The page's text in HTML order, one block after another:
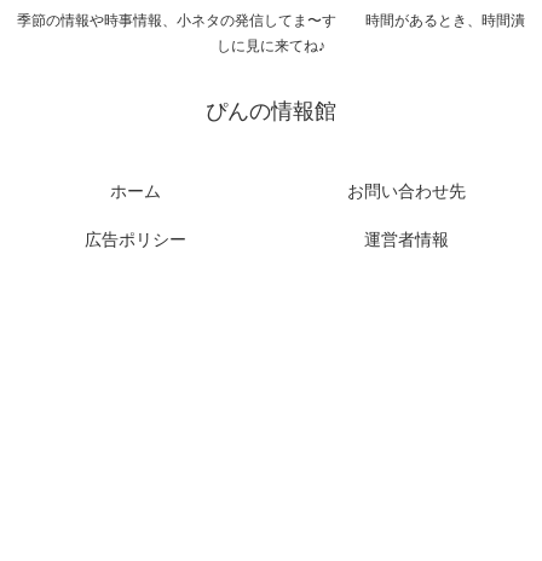
季節の情報や時事情報、小ネタの発信してま〜す 時間があるとき、時間潰
しに見に来てね♪
ぴんの情報館
ホーム お問い合わせ先
広告ポリシー 運営者情報